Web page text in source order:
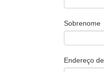
Sobrenome
Endereço